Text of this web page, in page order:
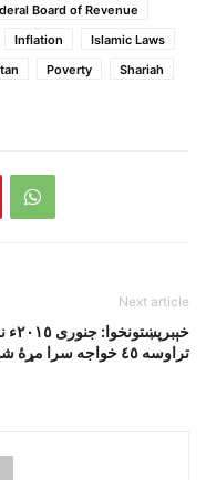
Board of Revenue
Inflation
Islamic Laws
Poverty
Shariah
Next article
خېبرپښتونخوا:
تراوسه ٤٥ خواجه سرا مړۀ شول